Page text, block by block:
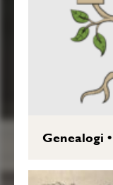
Genealogi •